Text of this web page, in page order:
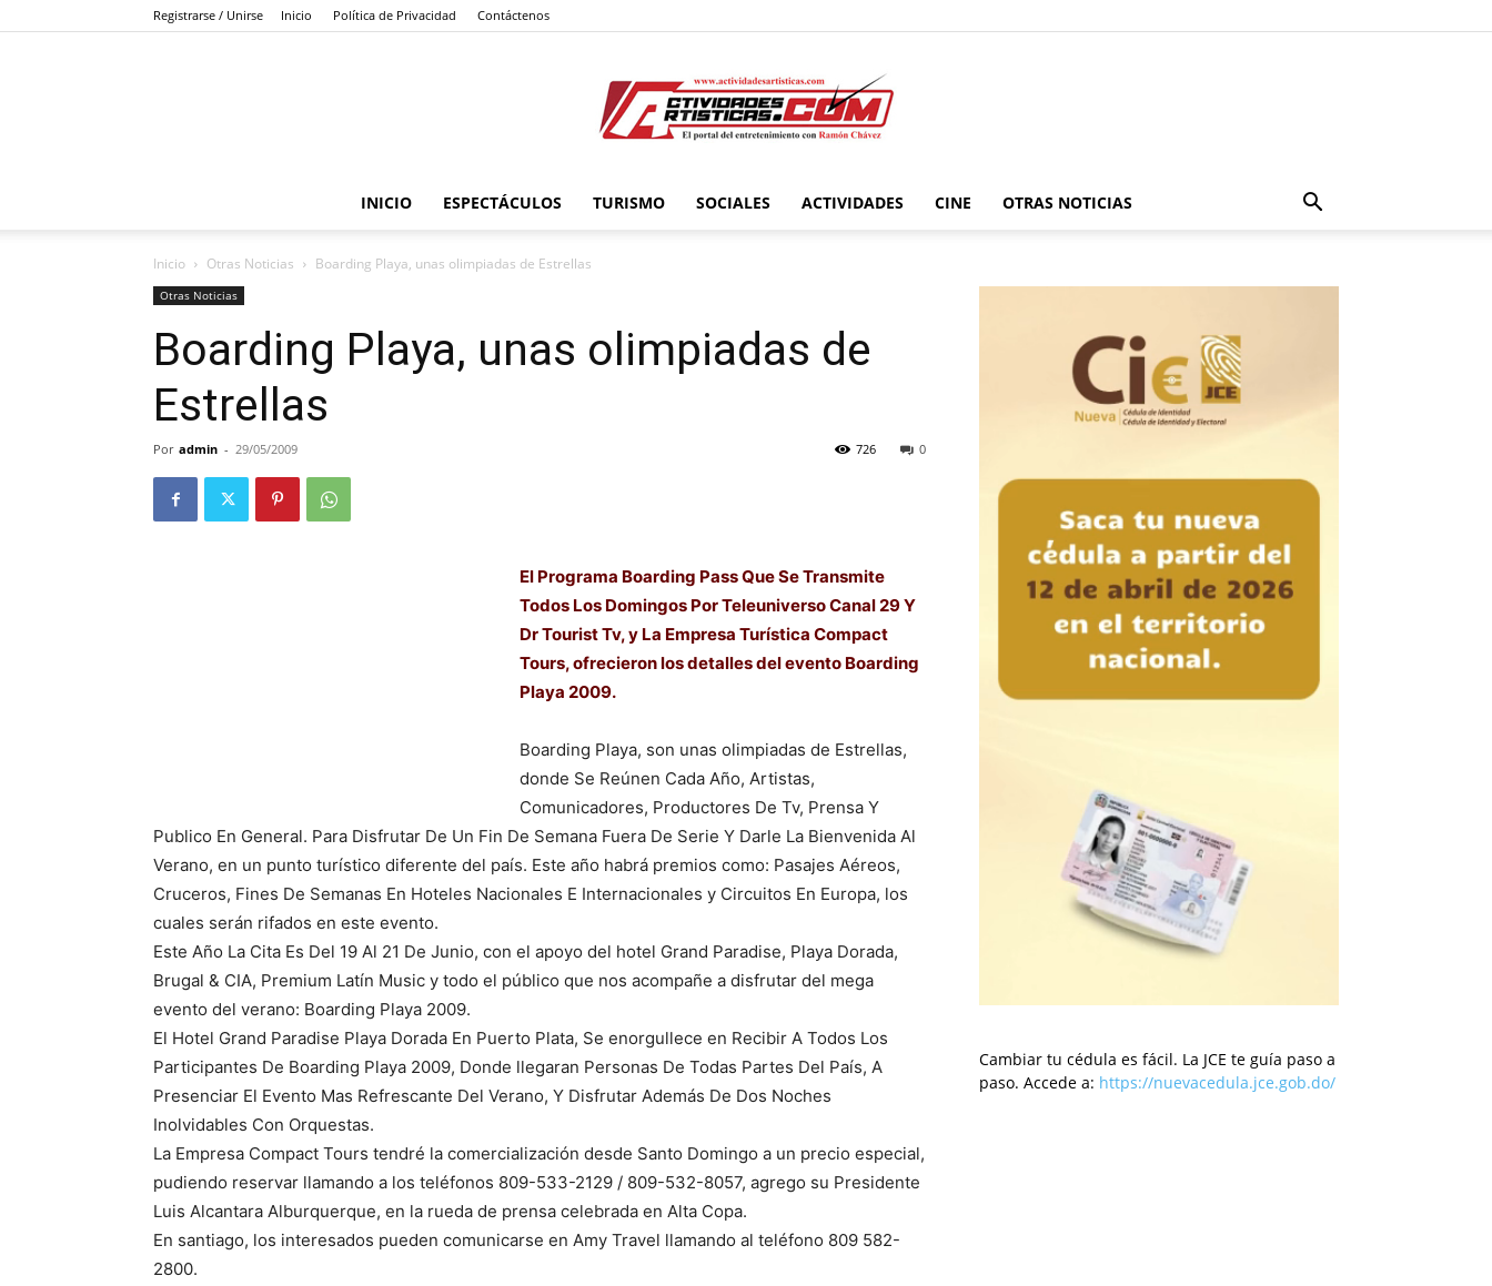
Registrarse / Unirse Inicio Política de Privacidad Contáctenos
Actividadesartisticas.com
INICIO ESPECTÁCULOS TURISMO SOCIALES ACTIVIDADES CINE OTRAS NOTICIAS
Inicio Otras Noticias Boarding Playa, unas olimpiadas de Estrellas
Otras Noticias
Boarding Playa, unas olimpiadas de
Estrellas
Por admin - 29/05/2009 0
726
El Programa Boarding Pass Que Se Transmite
Todos Los Domingos Por Teleuniverso Canal 29 Y
Dr Tourist Tv, y La Empresa Turística Compact
Tours, ofrecieron los detalles del evento Boarding
Playa 2009.
Boarding Playa, son unas olimpiadas de Estrellas,
donde Se Reúnen Cada Año, Artistas,
Comunicadores, Productores De Tv, Prensa Y
Publico En General. Para Disfrutar De Un Fin De Semana Fuera De Serie Y Darle La Bienvenida Al
Verano, en un punto turístico diferente del país. Este año habrá premios como: Pasajes Aéreos,
Cruceros, Fines De Semanas En Hoteles Nacionales E Internacionales y Circuitos En Europa, los
cuales serán rifados en este evento.
Este Año La Cita Es Del 19 Al 21 De Junio, con el apoyo del hotel Grand Paradise, Playa Dorada,
Brugal & CIA, Premium Latín Music y todo el público que nos acompañe a disfrutar del mega
evento del verano: Boarding Playa 2009.
El Hotel Grand Paradise Playa Dorada En Puerto Plata, Se enorgullece en Recibir A Todos Los
Participantes De Boarding Playa 2009, Donde llegaran Personas De Todas Partes Del País, A
Presenciar El Evento Mas Refrescante Del Verano, Y Disfrutar Además De Dos Noches
Inolvidables Con Orquestas.
La Empresa Compact Tours tendré la comercialización desde Santo Domingo a un precio especial,
pudiendo reservar llamando a los teléfonos 809-533-2129 / 809-532-8057, agrego su Presidente
Luis Alcantara Alburquerque, en la rueda de prensa celebrada en Alta Copa.
En santiago, los interesados pueden comunicarse en Amy Travel llamando al teléfono 809 582-
2800.
Cambiar tu cédula es fácil. La JCE te guía paso a
paso. Accede a: https://nuevacedula.jce.gob.do/